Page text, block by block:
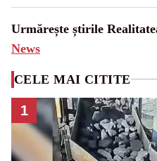
Urmărește știrile
News
CELE MAI CITITE
1